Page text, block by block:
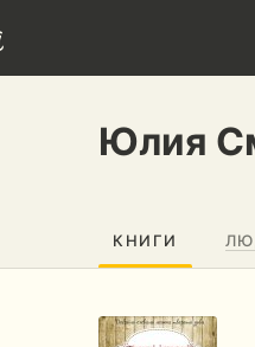
Юлия
КНИГИ